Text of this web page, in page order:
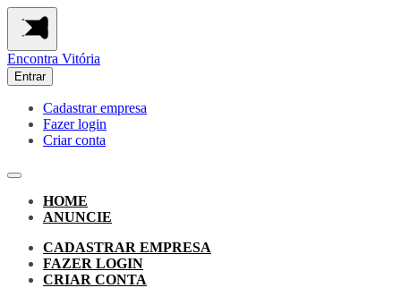
Encontra Vitória
Entrar
Cadastrar empresa
Fazer login
Criar conta
HOME
ANUNCIE
CADASTRAR EMPRESA
FAZER LOGIN
CRIAR CONTA